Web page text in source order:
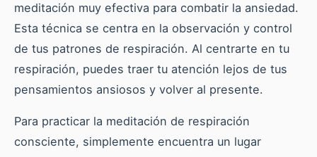
meditación muy efectiva para combatir la ansiedad.
Esta técnica se centra en la observación y control
de tus patrones de respiración. Al centrarte en tu
respiración, puedes traer tu atención lejos de tus
pensamientos ansiosos y volver al presente.
Para practicar la meditación de respiración
consciente, simplemente encuentra un lugar